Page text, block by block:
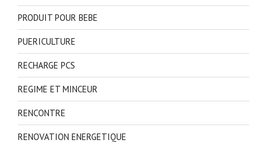
PRODUIT POUR BEBE
PUERICULTURE
RECHARGE PCS
REGIME ET MINCEUR
RENCONTRE
RENOVATION ENERGETIQUE